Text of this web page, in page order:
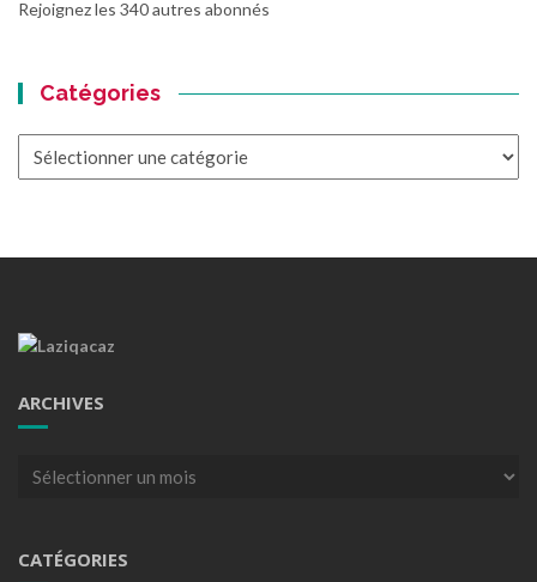
Rejoignez les 340 autres abonnés
Catégories
ARCHIVES
Archives
CATÉGORIES